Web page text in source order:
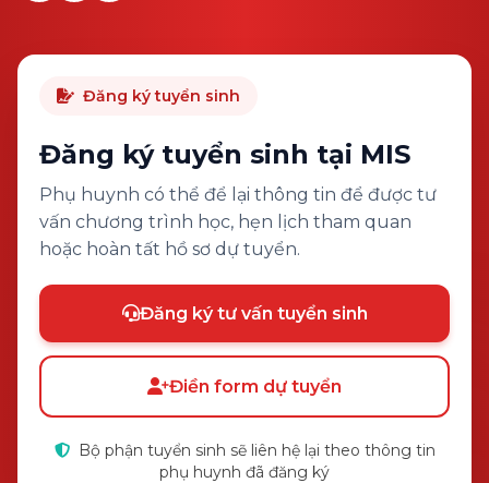
Đăng ký tuyển sinh
Đăng ký tuyển sinh tại MIS
Phụ huynh có thể để lại thông tin để được tư
vấn chương trình học, hẹn lịch tham quan
hoặc hoàn tất hồ sơ dự tuyển.
Đăng ký tư vấn tuyển sinh
Điền form dự tuyển
Bộ phận tuyển sinh sẽ liên hệ lại theo thông tin
phụ huynh đã đăng ký